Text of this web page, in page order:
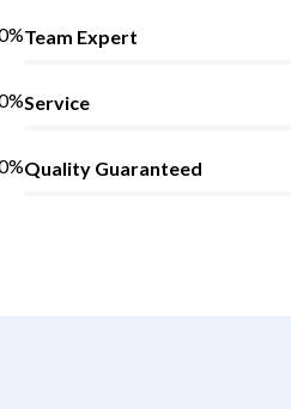
Team Expert
%
Service
%
Quality Guaranteed
%